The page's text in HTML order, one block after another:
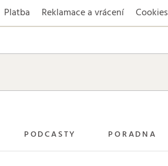
Platba Reklamace a vrácení Cookies
PODCASTY PORADNA